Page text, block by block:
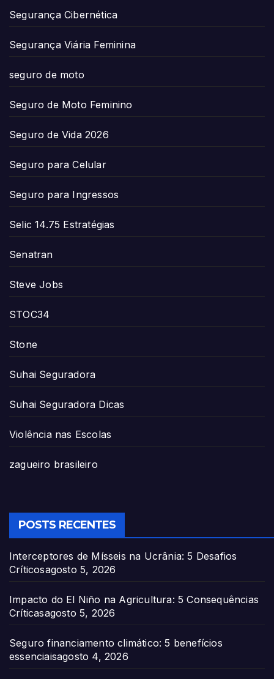
Segurança Cibernética
Segurança Viária Feminina
seguro de moto
Seguro de Moto Feminino
Seguro de Vida 2026
Seguro para Celular
Seguro para Ingressos
Selic 14.75 Estratégias
Senatran
Steve Jobs
STOC34
Stone
Suhai Seguradora
Suhai Seguradora Dicas
Violência nas Escolas
zagueiro brasileiro
POSTS RECENTES
Interceptores de Mísseis na Ucrânia: 5 Desafios
Críticosagosto 5, 2026
Impacto do El Niño na Agricultura: 5 Consequências
Críticasagosto 5, 2026
Seguro financiamento climático: 5 benefícios
essenciaisagosto 4, 2026